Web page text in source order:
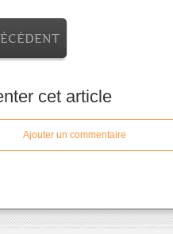
cet article
Ajouter un commentaire